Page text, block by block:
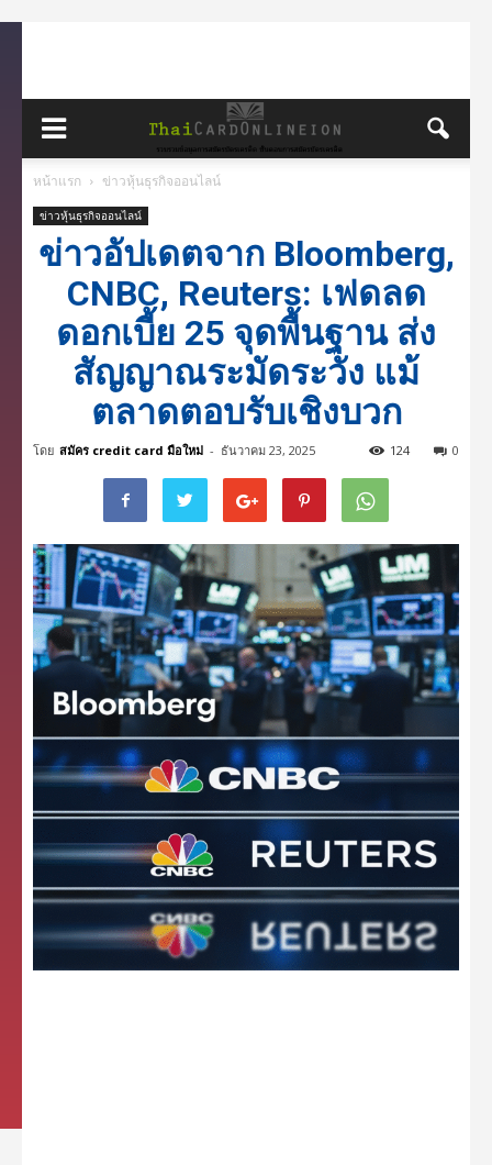
หน้าแรก ข่าวหุ้นธุรกิจออนไลน์
ข่าวหุ้นธุรกิจออนไลน์
ข่าวอัปเดตจาก Bloomberg,
CNBC, Reuters: เฟดลด
ดอกเบี้ย 25 จุดพื้นฐาน ส่ง
สัญญาณระมัดระวัง แม้
ตลาดตอบรับเชิงบวก
โดย สมัคร credit card มือใหม่ - ธันวาคม 23, 2025 0
124